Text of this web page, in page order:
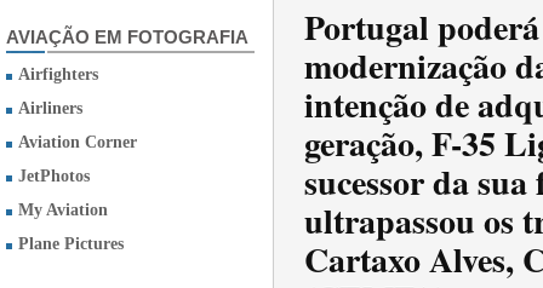
AVIAÇÃO EM FOTOGRAFIA
Airfighters
Airliners
Aviation Corner
JetPhotos
My Aviation
Plane Pictures
Portugal
modernização
intenção de
geração, F-35
sucessor da
ultrapassou os
Cartaxo Alves,